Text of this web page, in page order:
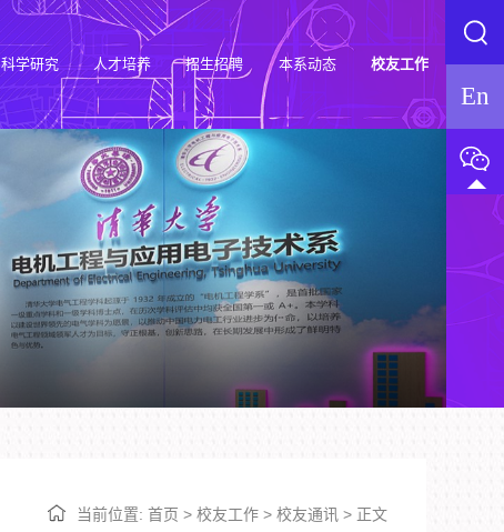
科学研究 人才培养 招生招聘 本系动态 校友工作
En
当前位置: 首页 > 校友工作 > 校友通讯 > 正文